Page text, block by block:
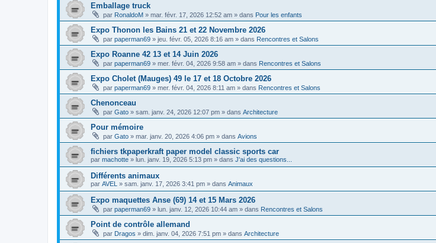
Emballage truck
par RonaldoM » mar. févr. 17, 2026 12:52 am » dans Pour les enfants
Expo Thonon les Bains 21 et 22 Novembre 2026
par paperman69 » jeu. févr. 05, 2026 8:16 am » dans Rencontres et Salons
Expo Roanne 42 13 et 14 Juin 2026
par paperman69 » mer. févr. 04, 2026 9:58 am » dans Rencontres et Salons
Expo Cholet (Mauges) 49 le 17 et 18 Octobre 2026
par paperman69 » mer. févr. 04, 2026 8:11 am » dans Rencontres et Salons
Chenonceau
par Gato » sam. janv. 24, 2026 12:07 pm » dans Architecture
Pour mémoire
par Gato » mar. janv. 20, 2026 4:06 pm » dans Avions
fichiers tkpaperkraft paper model classic sports car
par machotte » lun. janv. 19, 2026 5:13 pm » dans J'ai des questions...
Différents animaux
par AVEL » sam. janv. 17, 2026 3:41 pm » dans Animaux
Expo maquettes Anse (69) 14 et 15 Mars 2026
par paperman69 » lun. janv. 12, 2026 10:44 am » dans Rencontres et Salons
Point de contrôle allemand
par Dragos » dim. janv. 04, 2026 7:51 pm » dans Architecture